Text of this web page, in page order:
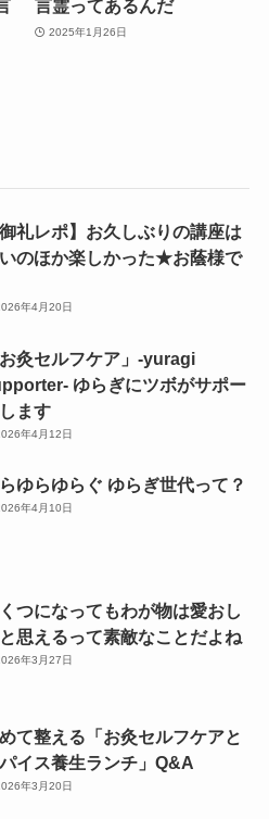
言霊ってあるんだ
2025年1月26日
御礼レポ】お久しぶりの講座は
のほか楽しかった★お蔭様で
年4月20日
お灸セルフケア」-yuragi
ゆらぎにツボがサポー
します
年4月12日
ゆらゆらぐ ゆらぎ世代って？
年4月10日
つになってもわが物は愛おし
思えるって素敵なことだよね
年3月27日
て整える「お灸セルフケアと
イス養生ランチ」Q&A
年3月20日